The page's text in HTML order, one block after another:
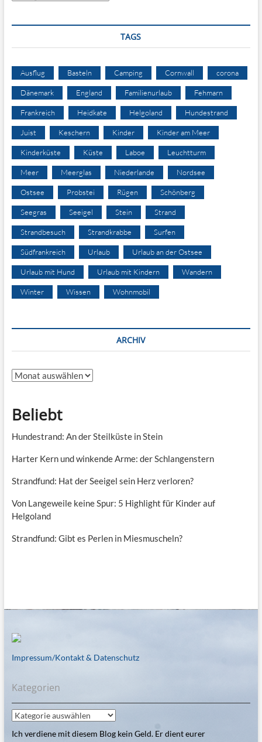
TAGS
Ausflug Basteln Camping Cornwall corona
Dänemark England Familienurlaub Fehmarn
Frankreich Heidkate Helgoland Hundestrand
Juist Keschern Kinder Kinder am Meer
Kinderküste Küste Laboe Leuchtturm
Meer Meerglas Niederlande Nordsee
Ostsee Probstei Rügen Schönberg
Seegras Seeigel Stein Strand
Strandbesuch Strandkrabbe Surfen
Südfrankreich Urlaub Urlaub an der Ostsee
Urlaub mit Hund Urlaub mit Kindern Wandern
Winter Wissen Wohnmobil
ARCHIV
Archiv
Beliebt
Hundestrand: An der Steilküste in Stein
Harter Kern und winkende Arme: der Schlangenstern
Strandfund: Hat der Seeigel sein Herz verloren?
Von Langeweile keine Spur: 5 Highlight für Kinder auf
Helgoland
Strandfund: Gibt es Perlen in Miesmuscheln?
Impressum/Kontakt & Datenschutz
Kategorien
Kategorien
Ich verdiene mit diesem Blog kein Geld. Er dient eurer